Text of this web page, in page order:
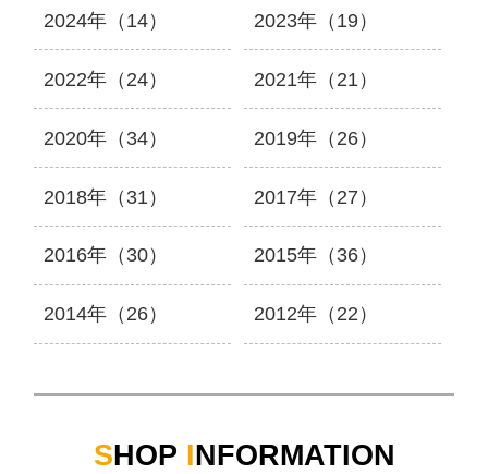
2024年（14） 2023年（19）
2022年（24） 2021年（21）
2020年（34） 2019年（26）
2018年（31） 2017年（27）
2016年（30） 2015年（36）
2014年（26） 2012年（22）
SHOP INFORMATION